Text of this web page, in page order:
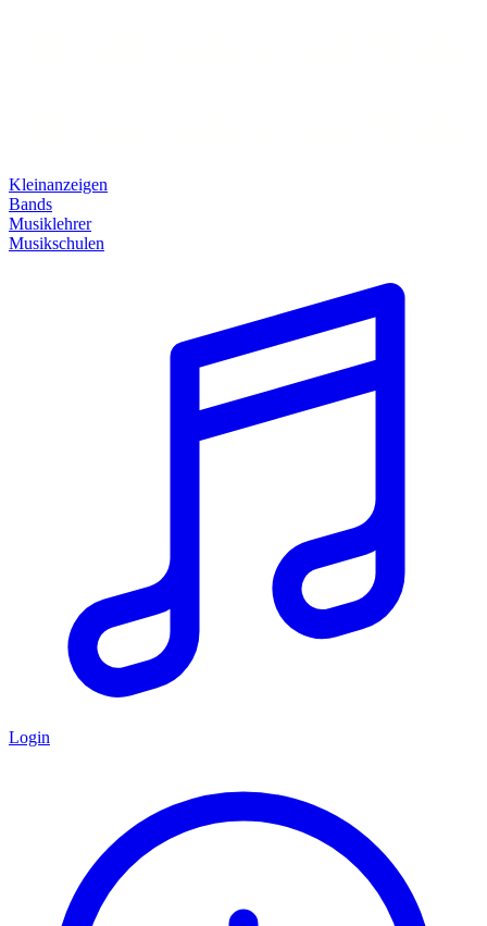
Kleinanzeigen
Bands
Musiklehrer
Musikschulen
Login